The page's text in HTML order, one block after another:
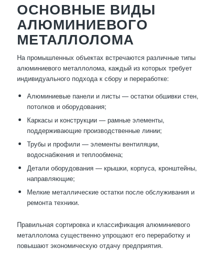
ОСНОВНЫЕ ВИДЫ
АЛЮМИНИЕВОГО
МЕТАЛЛОЛОМА
На промышленных объектах встречаются различные типы
алюминиевого металлолома, каждый из которых требует
индивидуального подхода к сбору и переработке:
Алюминиевые панели и листы — остатки обшивки стен,
потолков и оборудования;
Каркасы и конструкции — рамные элементы,
поддерживающие производственные линии;
Трубы и профили — элементы вентиляции,
водоснабжения и теплообмена;
Детали оборудования — крышки, корпуса, кронштейны,
направляющие;
Мелкие металлические остатки после обслуживания и
ремонта техники.
Правильная сортировка и классификация алюминиевого
металлолома существенно упрощают его переработку и
повышают экономическую отдачу предприятия.